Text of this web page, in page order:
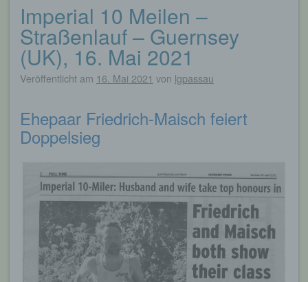
Imperial 10 Meilen –
Straßenlauf – Guernsey
(UK), 16. Mai 2021
Veröffentlicht am 16. Mai 2021 von lgpassau
Ehepaar Friedrich-Maisch feiert
Doppelsieg
Internetseiten und Servern, den individuellen
Browser der betroffenen Person von anderen
Internetbrowsern, die andere Cookies enthalten,
zu unterscheiden. Ein bestimmter Internetbrowser
kann über die eindeutige Cookie-ID wiedererkannt
und identifiziert werden.
Durch den Einsatz von Cookies kann den Nutzern
dieser Internetseite nutzerfreundlichere Services
bereitstellen, die ohne die Cookie-Setzung nicht
Mittels eines Cookies können die Informationen
und Angebote auf unserer Internetseite im Sinne
des Benutzers optimiert werden. Cookies
ermöglichen uns, wie bereits erwähnt, die
Benutzer unserer Internetseite wiederzuerkennen.
Zweck dieser Wiedererkennung ist es, den
Nutzern die Verwendung unserer Internetseite zu
erleichtern. Der Benutzer einer Internetseite, die